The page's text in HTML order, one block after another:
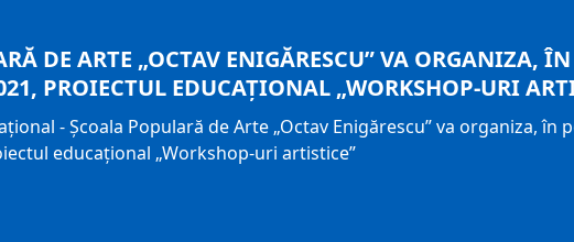
DE ARTE „OCTAV ENIGĂRESCU” VA ORGANIZA,
PROIECTUL EDUCAȚIONAL „WORKSHOP-URI
- Școala Populară de Arte „Octav Enigărescu” va organiza, în
educațional „Workshop-uri artistice”